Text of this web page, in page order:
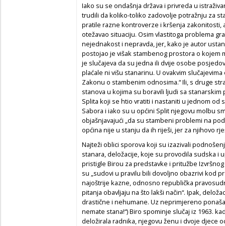
Iako su se ondašnja država i privreda u
trudili da koliko-toliko zadovolje potražnju za
pratile razne kontroverze i kršenja zakonitosti,
otežavao situaciju. Osim vlastitoga problema
nejednakost i nepravda, jer, kako je autor
postojao je višak stambenog prostora o kojem
je slučajeva da su jedna ili dvije osobe
plaćale ni višu stanarinu. U ovakvim
Zakonu o stambenim odnosima.“ Ili, s druge
stanova u kojima su boravili ljudi sa
Splita koji se htio vratiti i nastaniti u jednom od
Sabora i iako su u općini Split njegovu molbu
objašnjavajući „da su stambeni problemi na
općina nije u stanju da ih riješi, jer za njihovo
Najteži oblici sporova koji su izazivali
stanara, deložacije, koje su provodila sudska i
pristigle Birou za predstavke i pritužbe
su „sudovi u pravilu bili dovoljno obazrivi kod
najoštrije kazne, odnosno republička
pitanja obavljaju na što lakši način“. Ipak,
drastične i nehumane. Uz neprimjereno
nemate stana!“) Biro spominje slučaj iz 1963.
deložirala radnika, njegovu ženu i dvoje djece